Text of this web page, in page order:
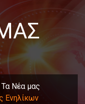
Τα Νέα μας
Ενηλίκων